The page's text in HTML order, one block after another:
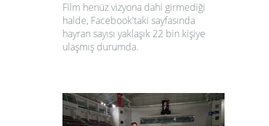
Film henüz vizyona dahi girmediği
halde, Facebook'taki sayfasında
hayran sayısı yaklaşık 22 bin kişiye
ulaşmış durumda.